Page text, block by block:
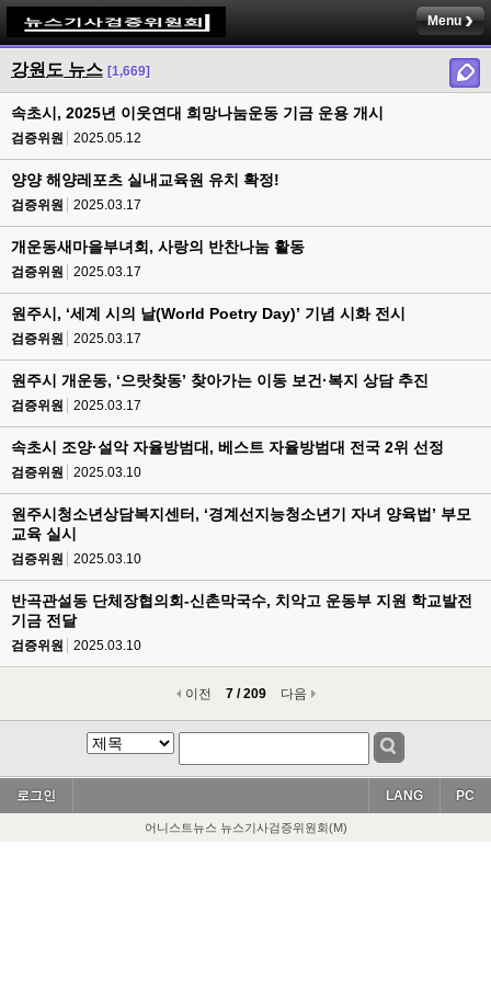
Menu
강원도 뉴스 [1,669]
속초시, 2025년 이웃연대 희망나눔운동 기금 운용 개시
검증위원 2025.05.12
양양 해양레포츠 실내교육원 유치 확정!
검증위원 2025.03.17
개운동새마을부녀회, 사랑의 반찬나눔 활동
검증위원 2025.03.17
원주시, ‘세계 시의 날(World Poetry Day)’ 기념 시화 전시
검증위원 2025.03.17
원주시 개운동, ‘으랏찾동’ 찾아가는 이동 보건·복지 상담 추진
검증위원 2025.03.17
속초시 조양·설악 자율방범대, 베스트 자율방범대 전국 2위 선정
검증위원 2025.03.10
원주시청소년상담복지센터, ‘경계선지능청소년기 자녀 양육법’ 부모
교육 실시
검증위원 2025.03.10
반곡관설동 단체장협의회-신촌막국수, 치악고 운동부 지원 학교발전
기금 전달
검증위원 2025.03.10
이전 7 / 209 다음
로그인 PC
LANG
어니스트뉴스 뉴스기사검증위원회(M)